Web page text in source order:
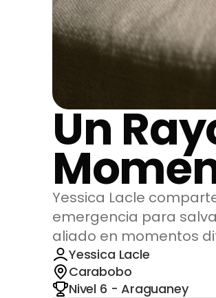
Un
Yessica Lacle
emergencia para
aliado en momentos
Yessica Lacle
Carabobo
Nivel 6 - Araguaney